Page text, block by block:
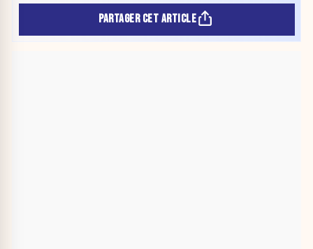
PARTAGER CET ARTICLE